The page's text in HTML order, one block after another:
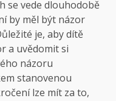
se vede dlouhodobě
by měl být názor
je, aby dítě
a uvědomit si
názoru
stanovenou
lze mít za to,